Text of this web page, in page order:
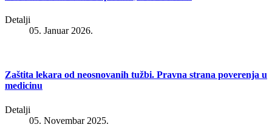
Detalji
05. Januar 2026.
Zaštita lekara od neosnovanih tužbi. Pravna strana poverenja u
medicinu
Detalji
05. Novembar 2025.